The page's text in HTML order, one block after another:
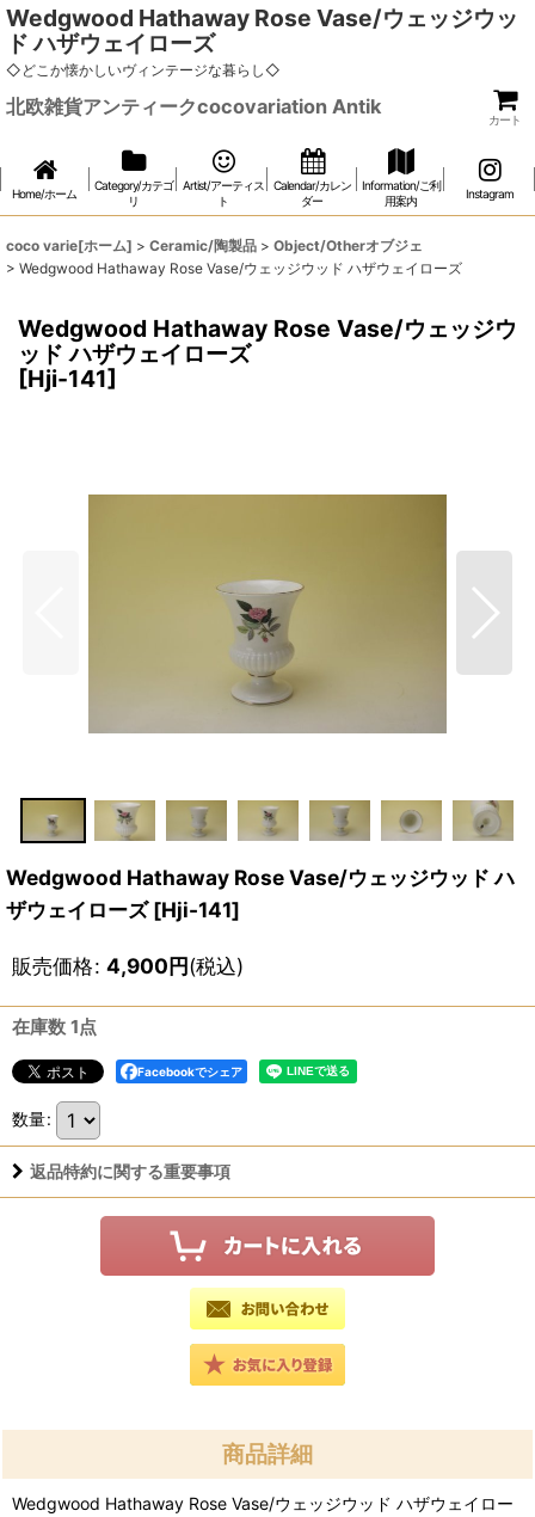
Wedgwood Hathaway Rose Vase/ウェッジウッ
ド ハザウェイローズ
◇どこか懐かしいヴィンテージな暮らし◇
北欧雑貨アンティークcocovariation Antik
カート
Home/ホーム
Category/カテゴ
リ
Artist/アーティス
ト
Calendar/カレン
ダー
Information/ご利
用案内
Instagram
coco varie[ホーム] > Ceramic/陶製品 > Object/Otherオブジェ
> Wedgwood Hathaway Rose Vase/ウェッジウッド ハザウェイローズ
Wedgwood Hathaway Rose Vase/ウェッジウ
ッド ハザウェイローズ
[Hji-141]
Wedgwood Hathaway Rose Vase/ウェッジウッド ハ
ザウェイローズ [Hji-141]
販売価格: 4,900円(税込)
在庫数 1点
Facebookでシェア
数量:
返品特約に関する重要事項
商品詳細
Wedgwood Hathaway Rose Vase/ウェッジウッド ハザウェイロー